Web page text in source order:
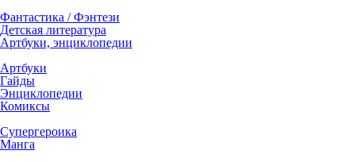
Фантастика / Фэнтези
Детская литература
Артбуки, энциклопедии
Артбуки
Гайды
Энциклопедии
Комиксы
Супергероика
Манга